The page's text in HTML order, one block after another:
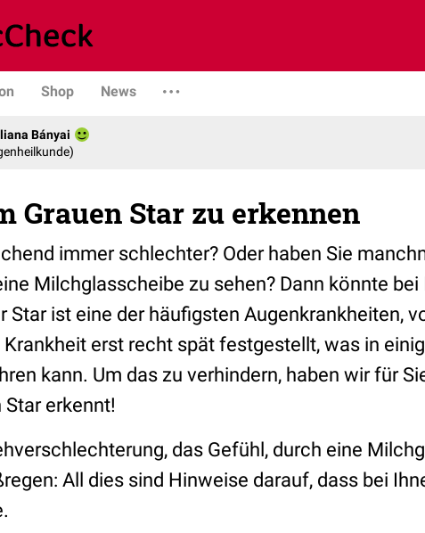
Shop News
Bányai
Grauen Star zu erkennen
immer schlechter? Oder haben Sie
Milchglasscheibe zu sehen? Dann könnte bei
Star ist eine der häufigsten Augenkrankheiten,
erst recht spät festgestellt, was in
kann. Um das zu verhindern, haben wir für
Star erkennt!
das Gefühl, durch eine
All dies sind Hinweise darauf, dass bei